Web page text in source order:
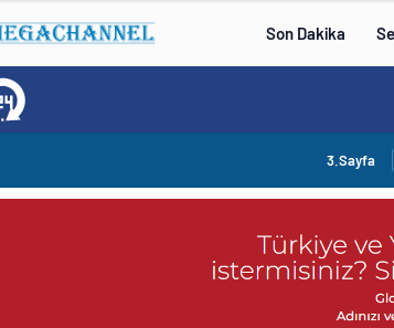
Son Dakika
3.Sayfa